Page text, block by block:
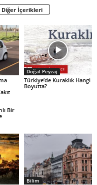
Diğer İçerikleri
Bir
Doğal Peyzaj
Türkiye’de Kuraklık Hangi
Boyutta?
Bilim